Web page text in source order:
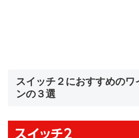
スイッチ２におすすめのワ
ンの３選